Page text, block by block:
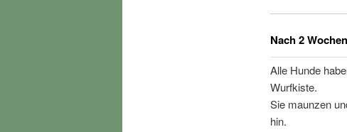
Nach 2 Wochen
Alle Hunde
Wurfkiste.
Sie maunzen
hin.